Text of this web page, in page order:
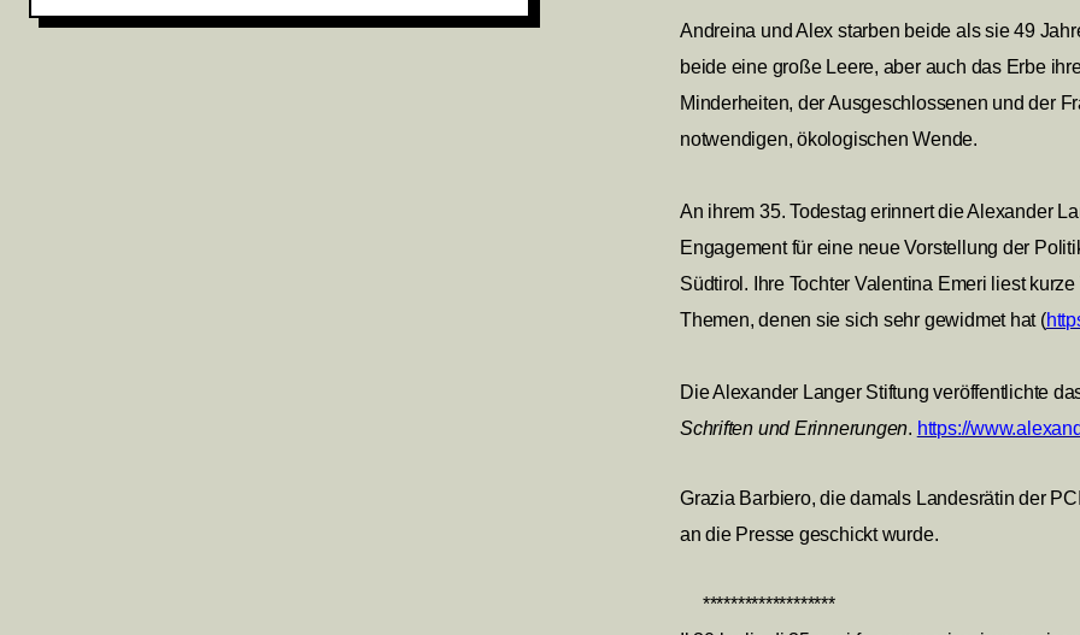
Andreina und Alex starben beide als sie 49
beide eine große Leere, aber auch das Erbe
Minderheiten, der Ausgeschlossenen und der
notwendigen, ökologischen Wende.
An ihrem 35. Todestag erinnert die Alexander
Engagement für eine neue Vorstellung der
Südtirol. Ihre Tochter Valentina Emeri liest
Themen, denen sie sich sehr gewidmet hat (
Die Alexander Langer Stiftung veröffentlichte
Schriften und Erinnerungen. https://
Grazia Barbiero, die damals Landesrätin der
an die Presse geschickt wurde.
*******************